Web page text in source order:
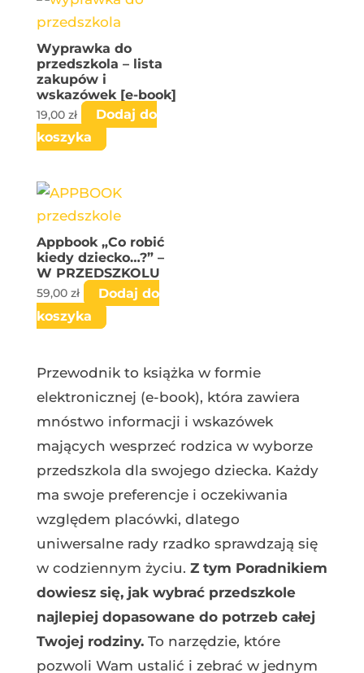
Wyprawka do
przedszkola – lista
zakupów i
wskazówek [e-book]
19,00 zł
Dodaj do
koszyka
Appbook „Co robić
kiedy dziecko…?” –
W PRZEDSZKOLU
59,00 zł
Dodaj do
koszyka
Przewodnik to książka w formie
elektronicznej (e-book), która zawiera
mnóstwo informacji i wskazówek
mających wesprzeć rodzica w wyborze
przedszkola dla swojego dziecka. Każdy
ma swoje preferencje i oczekiwania
względem placówki, dlatego
uniwersalne rady rzadko sprawdzają się
w codziennym życiu. Z tym Poradnikiem
dowiesz się, jak wybrać przedszkole
najlepiej dopasowane do potrzeb całej
Twojej rodziny.To narzędzie, które
pozwoli Wam ustalić i zebrać w jednym